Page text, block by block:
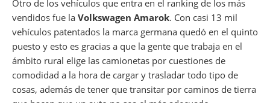
Otro de los vehículos que entra en el ranking de los más
vendidos fue la Volkswagen Amarok. Con casi 13 mil
vehículos patentados la marca germana quedó en el quinto
puesto y esto es gracias a que la gente que trabaja en el
ámbito rural elige las camionetas por cuestiones de
comodidad a la hora de cargar y trasladar todo tipo de
cosas, además de tener que transitar por caminos de tierra